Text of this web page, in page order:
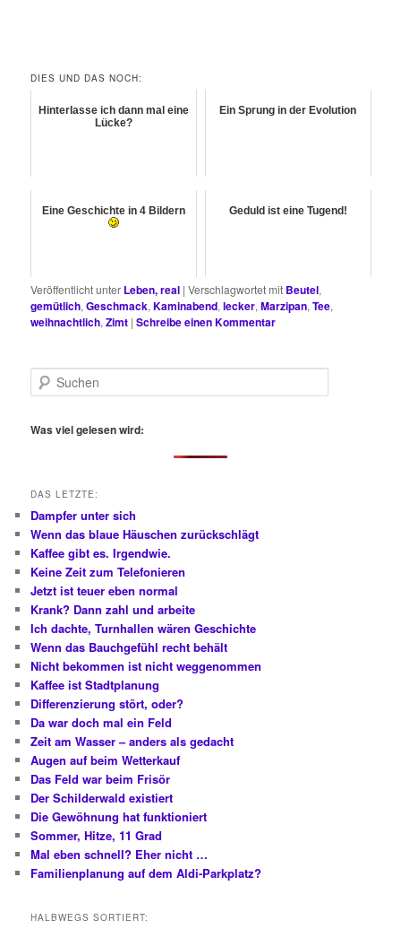
DIES UND DAS NOCH:
Hinterlasse ich dann mal eine
Lücke?
Ein Sprung in der Evolution
Eine Geschichte in 4 Bildern Geduld ist eine Tugend!
Veröffentlicht unter Leben, real |Verschlagwortet mit Beutel,
gemütlich,Geschmack,Kaminabend,lecker,Marzipan,Tee,
weihnachtlich,Zimt |Schreibe einen Kommentar
u
h
Was viel gelesen wird:
DAS LETZTE:
Dampfer unter sich
Wenn das blaue Häuschen zurückschlägt
Kaffee gibt es. Irgendwie.
Keine Zeit zum Telefonieren
Jetzt ist teuer eben normal
Krank? Dann zahl und arbeite
Ich dachte, Turnhallen wären Geschichte
Wenn das Bauchgefühl recht behält
Nicht bekommen ist nicht weggenommen
Kaffee ist Stadtplanung
Differenzierung stört, oder?
Da war doch mal ein Feld
Zeit am Wasser – anders als gedacht
Augen auf beim Wetterkauf
Das Feld war beim Frisör
Der Schilderwald existiert
Die Gewöhnung hat funktioniert
Sommer, Hitze, 11 Grad
Mal eben schnell? Eher nicht …
Familienplanung auf dem Aldi-Parkplatz?
HALBWEGS SORTIERT: